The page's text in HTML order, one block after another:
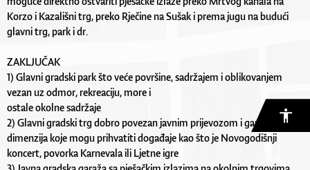
Korzo i Kazališni trg, preko Rječine na Sušak i prema jugu na budući
glavni trg, park i dr.
ZAKLJUČAK
1) Glavni gradski park što veće površine, sadržajem i oblikovanjem
vezan uz odmor, rekreaciju, more i
ostale okolne sadržaje
2) Glavni gradski trg dobro povezan javnim prijevozom i garažom,
dimenzija koje mogu prihvatiti događaje kao što je Novogodišnji
koncert, povorka Karnevala ili Ljetne igre